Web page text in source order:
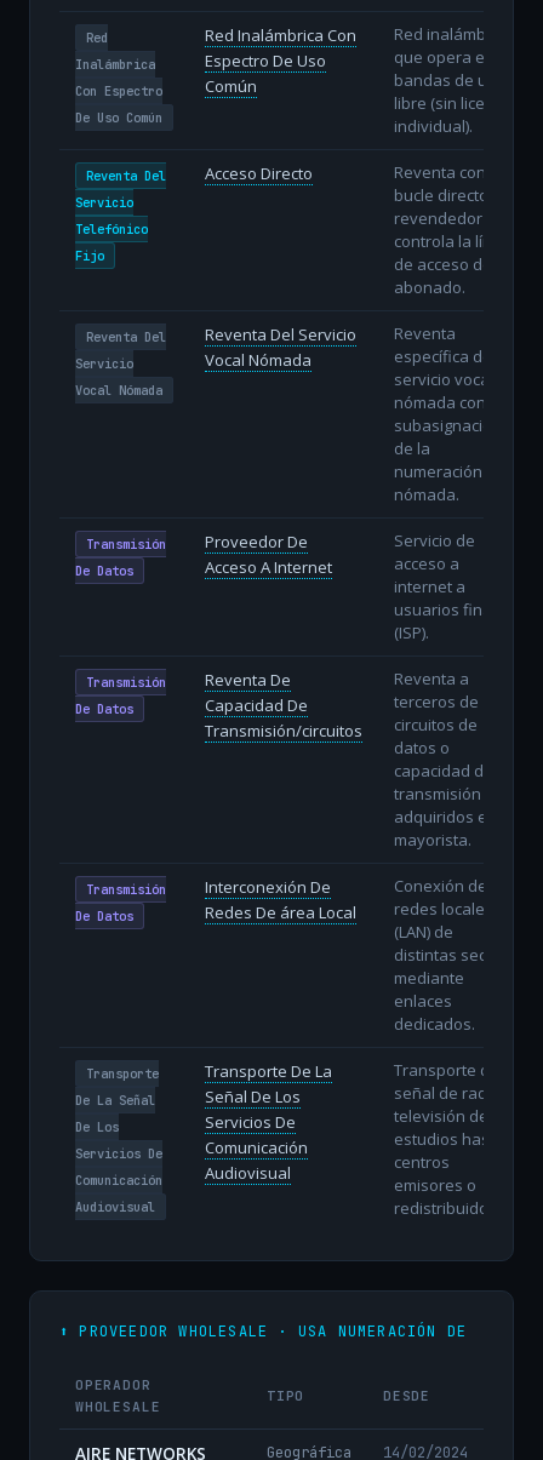
Red
Inalámbrica
Con Espectro
De Uso Común
Red Inalámbrica Con
Espectro De Uso
Común
Red inalámbrica
que opera en
bandas de uso
libre (sin licencia
individual).
Reventa Del
Servicio
Telefónico
Fijo
Acceso Directo
Reventa con
bucle directo: el
revendedor
controla la línea
de acceso del
abonado.
Reventa Del
Servicio
Vocal Nómada
Reventa Del Servicio
Vocal Nómada
Reventa
específica del
servicio vocal
nómada con
subasignación
de la
numeración
nómada.
Transmisión
De Datos
Proveedor De
Acceso A Internet
Servicio de
acceso a
internet a
usuarios finales
(ISP).
Transmisión
De Datos
Reventa De
Capacidad De
Transmisión/circuitos
Reventa a
terceros de
circuitos de
datos o
capacidad de
transmisión
adquiridos en
mayorista.
Transmisión
De Datos
Interconexión De
Redes De área Local
Conexión de
redes locales
(LAN) de
distintas sedes
mediante
enlaces
dedicados.
Transporte
De La Señal
De Los
Servicios De
Comunicación
Audiovisual
Transporte De La
Señal De Los
Servicios De
Comunicación
Audiovisual
Transporte de la
señal de radio y
televisión desde
estudios hasta
centros
emisores o
redistribuidores.
⬆️ PROVEEDOR WHOLESALE · USA NUMERACIÓN DE
OPERADOR
WHOLESALE
TIPO DESDE
AIRE NETWORKS Geográfica 14/02/2024